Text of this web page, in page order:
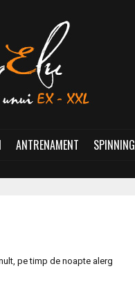
ANTRENAMENT SPINNING
pe timp de noapte alerg